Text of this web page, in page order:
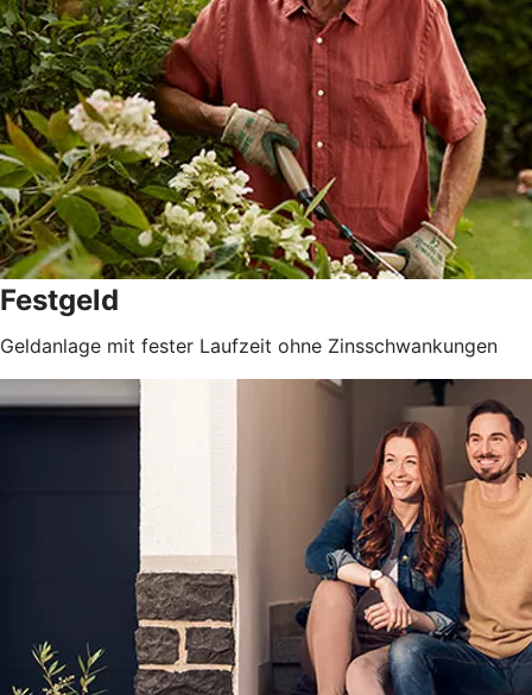
Festgeld
Geldanlage mit fester Laufzeit ohne Zinsschwankungen